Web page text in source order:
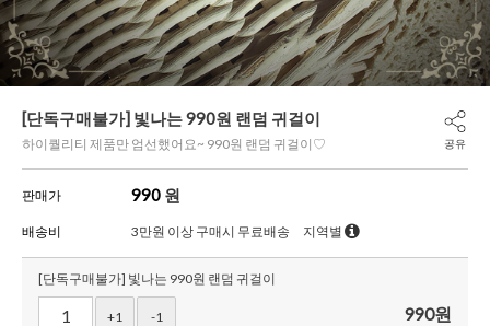
[단독구매불가] 빛나는 990원 랜덤 귀걸이
하이퀄리티 제품만 엄선했어요~ 990원 랜덤 귀걸이♡ 공유
판매가 990 원
배송비 3만원 이상 구매시 무료배송 지역별
[단독구매불가] 빛나는 990원 랜덤 귀걸이
+1 -1 990원